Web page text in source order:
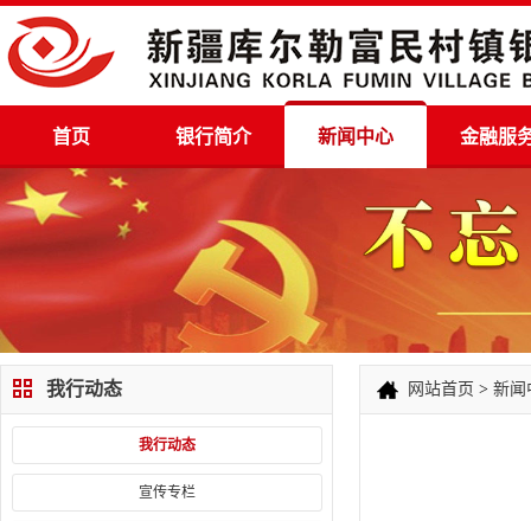
首页 银行简介 新闻中心 金融服
我行动态
我行动态
宣传专栏
网站首页 > 新闻